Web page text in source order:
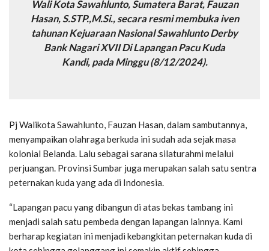
Wali Kota Sawahlunto, Sumatera Barat, Fauzan
Hasan, S.STP.,M.Si., secara resmi membuka iven
tahunan Kejuaraan Nasional Sawahlunto Derby
Bank Nagari XVII Di Lapangan Pacu Kuda
Kandi, pada Minggu (8/12/2024).
Pj Walikota Sawahlunto, Fauzan Hasan, dalam sambutannya,
menyampaikan olahraga berkuda ini sudah ada sejak masa
kolonial Belanda. Lalu sebagai sarana silaturahmi melalui
perjuangan. Provinsi Sumbar juga merupakan salah satu sentra
peternakan kuda yang ada di Indonesia.
“Lapangan pacu yang dibangun di atas bekas tambang ini
menjadi salah satu pembeda dengan lapangan lainnya. Kami
berharap kegiatan ini menjadi kebangkitan peternakan kuda di